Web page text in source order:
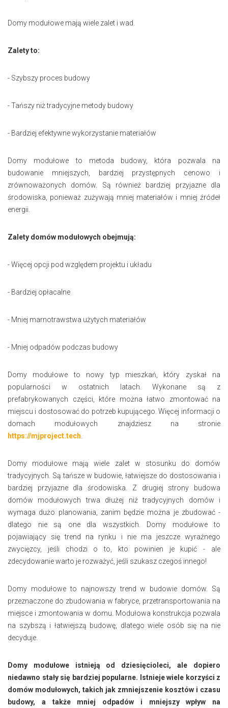
Domy modułowe mają wiele zalet i wad.
Zalety to:
- Szybszy proces budowy
- Tańszy niż tradycyjne metody budowy
- Bardziej efektywne wykorzystanie materiałów
Domy modułowe to metoda budowy, która pozwala na
budowanie mniejszych, bardziej przystępnych cenowo i
zrównoważonych domów. Są również bardziej przyjazne dla
środowiska, ponieważ zużywają mniej materiałów i mniej źródeł
energii.
Zalety domów modułowych obejmują:
- Więcej opcji pod względem projektu i układu
- Bardziej opłacalne
- Mniej marnotrawstwa użytych materiałów
- Mniej odpadów podczas budowy
Domy modułowe to nowy typ mieszkań, który zyskał na
popularności w ostatnich latach. Wykonane są z
prefabrykowanych części, które można łatwo zmontować na
miejscu i dostosować do potrzeb kupującego. Więcej informacji o
domach modułowych znajdziesz na stronie
https://mjproject.tech
Domy modułowe mają wiele zalet w stosunku do domów
tradycyjnych. Są tańsze w budowie, łatwiejsze do dostosowania i
bardziej przyjazne dla środowiska. Z drugiej strony budowa
domów modułowych trwa dłużej niż tradycyjnych domów i
wymaga dużo planowania, zanim będzie można je zbudować -
dlatego nie są one dla wszystkich. Domy modułowe to
pojawiający się trend na rynku i nie ma jeszcze wyraźnego
zwycięzcy, jeśli chodzi o to, kto powinien je kupić - ale
zdecydowanie warto je rozważyć, jeśli szukasz czegoś innego!
Domy modułowe to najnowszy trend w budowie domów. Są
przeznaczone do zbudowania w fabryce, przetransportowania na
miejsce i zmontowania w domu. Modułowa konstrukcja pozwala
na szybszą i łatwiejszą budowę, dlatego wiele osób się na nie
decyduje.
Domy modułowe istnieją od dziesięcioleci, ale dopiero
niedawno stały się bardziej popularne. Istnieje wiele korzyści z
domów modułowych, takich jak zmniejszenie kosztów i czasu
budowy, a także mniej odpadów i mniejszy wpływ na